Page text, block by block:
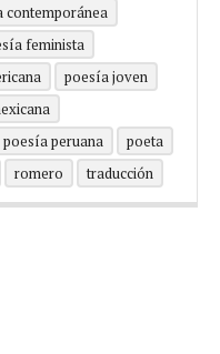
contemporánea
feminista
poesía joven
poesía peruana
poeta
romero traducción